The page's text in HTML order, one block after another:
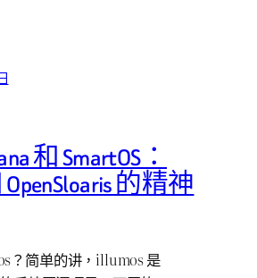
和 SmartOS：
OpenSloaris 的精神
？简单的讲，illumos 是